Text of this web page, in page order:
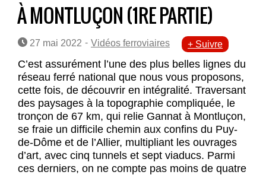
À MONTLUÇON (1RE PARTIE)
27 mai 2022 - Vidéos ferroviaires + Suivre
C’est assurément l’une des plus belles lignes du
réseau ferré national que nous vous proposons,
cette fois, de découvrir en intégralité. Traversant
des paysages à la topographie compliquée, le
tronçon de 67 km, qui relie Gannat à Montluçon,
se fraie un difficile chemin aux confins du Puy-
de-Dôme et de l’Allier, multipliant les ouvrages
d’art, avec cinq tunnels et sept viaducs. Parmi
ces derniers, on ne compte pas moins de quatre